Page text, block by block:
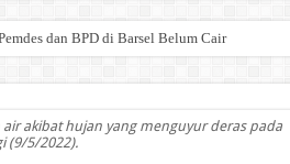
dan BPD di Barsel Belum Cair
akibat hujan yang menguyur deras pada
(9/5/2022).